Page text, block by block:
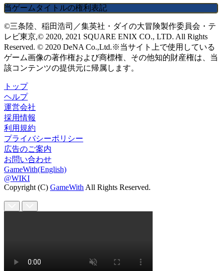
当ゲームタイトルの権利表記
©三条陸、稲田浩司／集英社・ダイの大冒険製作委員会・テ
レビ東京,© 2020, 2021 SQUARE ENIX CO., LTD. All Rights
Reserved. © 2020 DeNA Co.,Ltd.※当サイト上で使用している
ゲーム画像の著作権および商標権、その他知的財産権は、当
該コンテンツの提供元に帰属します。
トップ
ヘルプ
運営会社
採用情報
利用規約
プライバシーポリシー
広告のご案内
お問い合わせ
GameWith(English)
@WIKI
Copyright (C) GameWith All Rights Reserved.